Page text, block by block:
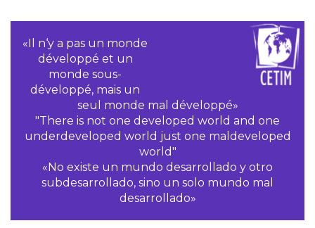
«Il n‘y a pas un monde
développé et un
monde sous-
développé, mais un
seul monde mal développé»
"There is not one developed world and one
underdeveloped world just one maldeveloped
world"
«No existe un mundo desarrollado y otro
subdesarrollado, sino un solo mundo mal
desarrollado»